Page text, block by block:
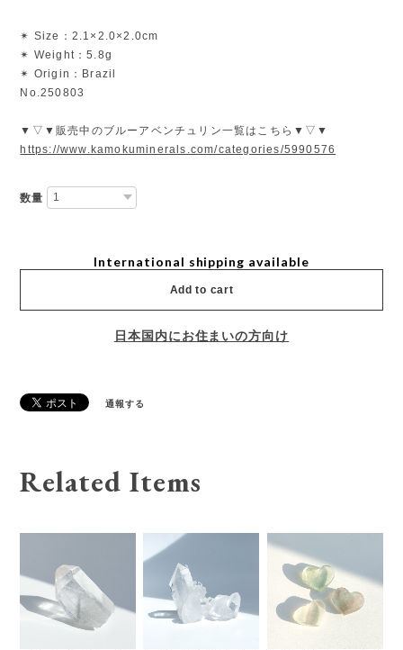
✴︎ Size：2.1×2.0×2.0cm
✴︎ Weight：5.8g
✴︎ Origin：Brazil
No.250803
▼▽▼販売中のブルーアベンチュリン一覧はこちら▼▽▼
https://www.kamokuminerals.com/categories/5990576
数量
International shipping available
Add to cart
日本国内にお住まいの方向け
通報する
Related Items